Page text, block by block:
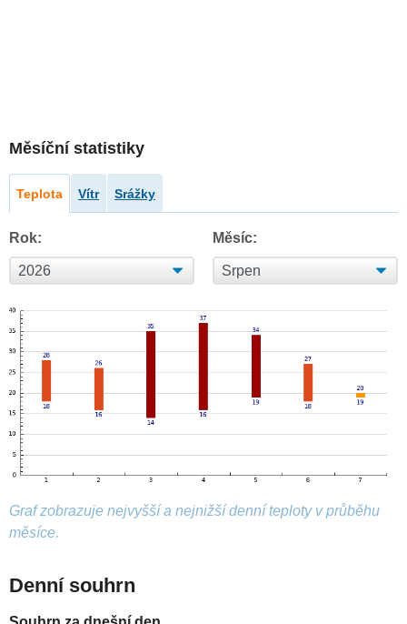
Měsíční statistiky
Teplota Vítr Srážky
Rok: Měsíc:
Graf zobrazuje nejvyšší a nejnižší denní teploty v průběhu
měsíce.
Denní souhrn